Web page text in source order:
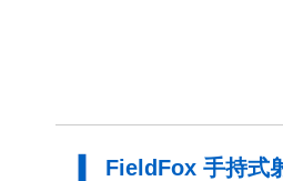
FieldFox 手持式